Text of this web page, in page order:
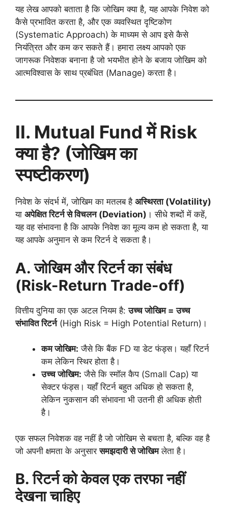
यह लेख आपको बताता है कि जोखिम क्या है, यह आपके निवेश को
कैसे प्रभावित करता है, और एक व्यवस्थित दृष्टिकोण
(Systematic Approach) के माध्यम से आप इसे कैसे
नियंत्रित और कम कर सकते हैं। हमारा लक्ष्य आपको एक
जागरूक निवेशक बनाना है जो भयभीत होने के बजाय जोखिम को
आत्मविश्वास के साथ प्रबंधित (Manage) करता है।
II. Mutual FundमेंRisk
क्या है? (जोखिम का
स्पष्टीकरण)
निवेश के संदर्भ में, जोखिम का मतलब है अस्थिरता (Volatility)
या अपेक्षित रिटर्न से विचलन (Deviation) । सीधे शब्दों में कहें,
यह वह संभावना है कि आपके निवेश का मूल्य कम हो सकता है, या
यह आपके अनुमान से कम रिटर्न दे सकता है।
A.जोखिम और रिटर्न का संबंध
(Risk-Return Trade-off)
वित्तीय दुनिया का एक अटल नियम है:उच्च जोखिम = उच्च
संभावित रिटर्न(High Risk = High Potential Return)।
कम जोखिम: जैसे कि बैंक FD या डेट फंड्स। यहाँ रिटर्न
कम लेकिन स्थिर होता है।
उच्च जोखिम: जैसे कि स्मॉल कैप (Small Cap) या
सेक्टर फंड्स। यहाँ रिटर्न बहुत अधिक हो सकता है,
लेकिन नुकसान की संभावना भी उतनी ही अधिक होती
है।
एक सफल निवेशक वह नहीं है जो जोखिम से बचता है, बल्कि वह है
जो अपनी क्षमता के अनुसारसमझदारी से जोखिमलेता है।
B.रिटर्न को केवल एक तरफा नहीं
देखना चाहिए